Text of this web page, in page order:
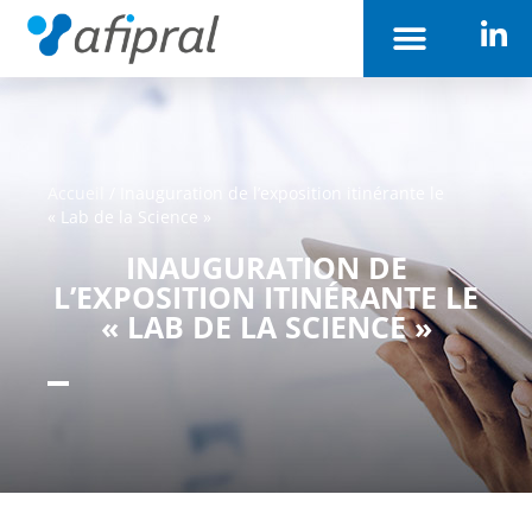
Inauguration de l’exposition itinérante le
« Lab de la Science »
INAUGURATION DE
L’EXPOSITION ITINÉRANTE LE
« LAB DE LA SCIENCE »